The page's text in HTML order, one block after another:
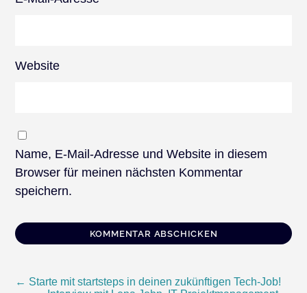
Website
Name, E-Mail-Adresse und Website in diesem
Browser für meinen nächsten Kommentar
speichern.
← Starte mit startsteps in deinen zukünftigen Tech-Job!